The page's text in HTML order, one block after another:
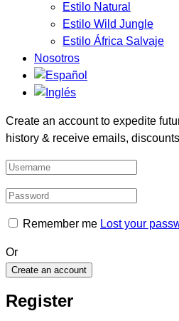
Estilo Natural
Estilo Wild Jungle
Estilo África Salvaje
Nosotros
Create an account to expedite
history & receive emails,
Remember me Lost your
Or
Create an account
Register